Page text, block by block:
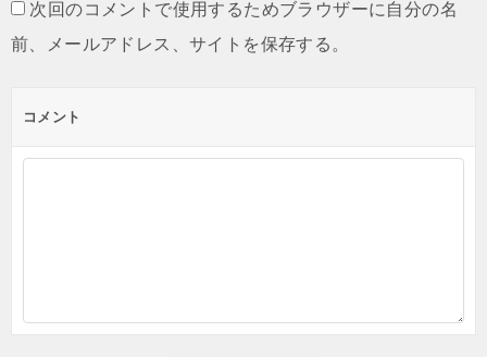
次回のコメントで使用するためブラウザーに自分の名
前、メールアドレス、サイトを保存する。
コメント